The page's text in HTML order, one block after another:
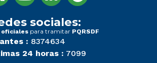
sociales:
oficiales para tramitar PQRSDF
: 8374634
24 horas : 7099